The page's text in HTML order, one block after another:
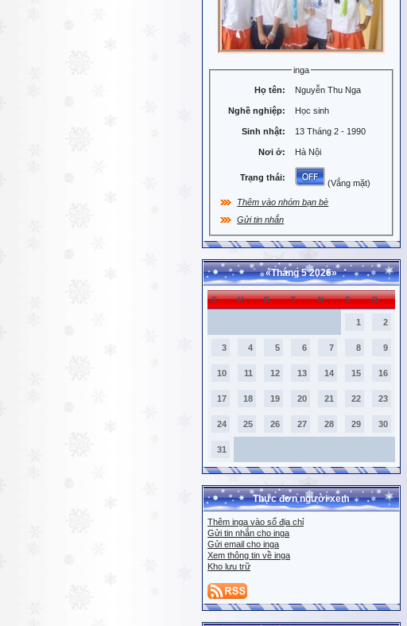
inga
Họ tên: Nguyễn Thu Nga
Nghề nghiệp: Học sinh
Sinh nhật: 13 Tháng 2 - 1990
Nơi ở: Hà Nội
Trạng thái:
(Vắng mặt)
Thêm vào nhóm bạn bè
Gửi tin nhắn
«Tháng 5 2026»
C H B T N S B
1 2
3 4 5 6 7 8 9
10 11 12 13 14 15 16
17 18 19 20 21 22 23
24 25 26 27 28 29 30
31
Thực đơn người xem
Thêm inga vào sổ địa chỉ
Gửi tin nhắn cho inga
Gửi email cho inga
Xem thông tin về inga
Kho lưu trữ